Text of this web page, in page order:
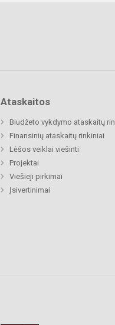
Ataskaitos
Biudžeto vykdymo ataskaitų
Finansinių ataskaitų rinkiniai
Lėšos veiklai viešinti
Projektai
Viešieji pirkimai
Įsivertinimai